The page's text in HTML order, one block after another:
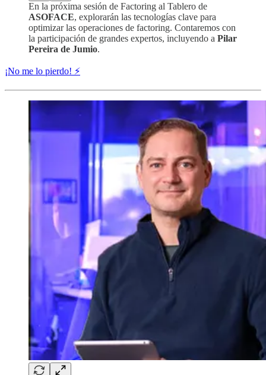
En la próxima sesión de Factoring al Tablero de
ASOFACE, explorarán las tecnologías clave para
optimizar las operaciones de factoring. Contaremos con
la participación de grandes expertos, incluyendo a Pilar
Pereira de Jumio.
¡No me lo pierdo! ⚡